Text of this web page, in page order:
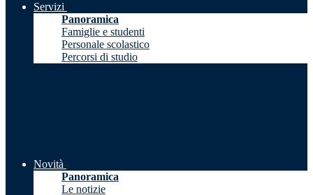
Servizi
Panoramica
Famiglie e studenti
Personale scolastico
Percorsi di studio
Novità
Panoramica
Le notizie